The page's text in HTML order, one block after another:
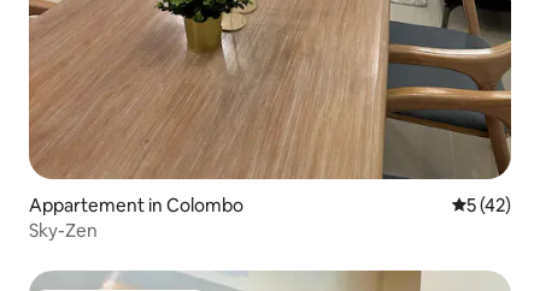
Appartement in Colombo
5 (42)
Sky-Zen